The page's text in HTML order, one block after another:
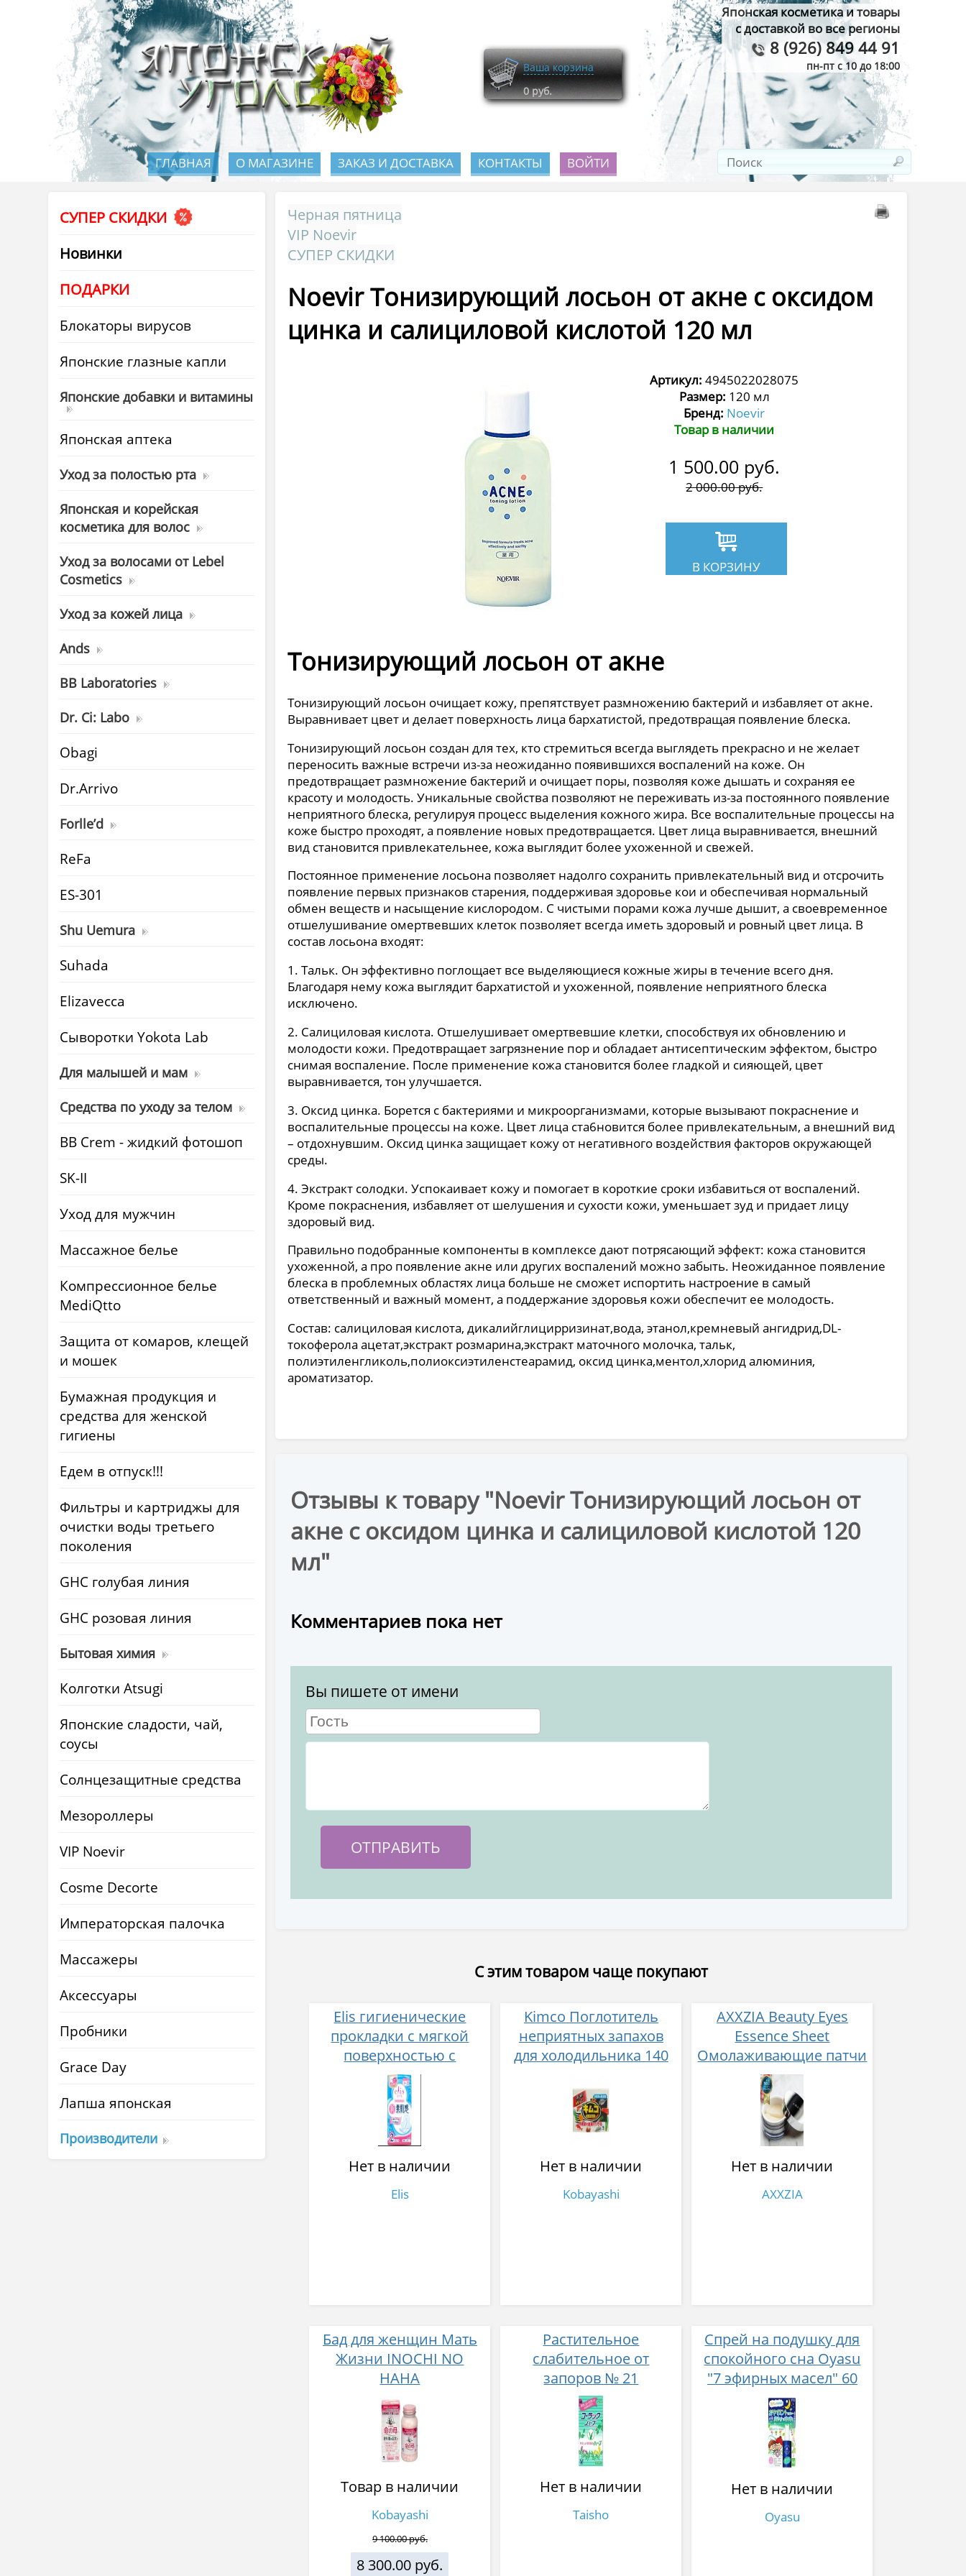
Японская косметика и товары
с доставкой во все регионы
8 (926) 849 44 91
пн-пт с 10 до 18:00
Ваша корзина
0 руб.
ГЛАВНАЯ О МАГАЗИНЕ ЗАКАЗ И ДОСТАВКА КОНТАКТЫ ВОЙТИ
СУПЕР СКИДКИ
Новинки
ПОДАРКИ
Блокаторы вирусов
Японские глазные капли
Японские добавки и витамины
Японская аптека
Уход за полостью рта
Японская и корейская
косметика для волос
Уход за волосами от Lebel
Cosmetics
Уход за кожей лица
Ands
BB Laboratories
Dr. Ci: Labo
Obagi
Dr.Arrivo
Forlle’d
ReFa
ES-301
Shu Uemura
Suhada
Elizavecca
Cыворотки Yokota Lab
Для малышей и мам
Средства по уходу за телом
BB Crem - жидкий фотошоп
SK-II
Уход для мужчин
Массажное белье
Компрессионное белье
MediQtto
Защита от комаров, клещей
и мошек
Бумажная продукция и
средства для женской
гигиены
Едем в отпуск!!!
Фильтры и картриджы для
очистки воды третьего
поколения
GHC голубая линия
GHC розовая линия
Бытовая химия
Колготки Atsugi
Японские сладости, чай,
соусы
Солнцезащитные средства
Мезороллеры
VIP Noevir
Cosme Decorte
Императорская палочка
Массажеры
Аксессуары
Пробники
Grace Day
Лапша японская
Производители
Черная пятница
VIP Noevir
СУПЕР СКИДКИ
Noevir Тонизирующий лосьон от акне с оксидом
цинка и салициловой кислотой 120 мл
Артикул: 4945022028075
Размер: 120 мл
Бренд: Noevir
Товар в наличии
1 500.00 руб.
2 000.00руб.
В КОРЗИНУ
Тонизирующий лосьон от акне
Тонизирующий лосьон очищает кожу, препятствует размножению бактерий и избавляет от акне.
Выравнивает цвет и делает поверхность лица бархатистой, предотвращая появление блеска.
Тонизирующий лосьон создан для тех, кто стремиться всегда выглядеть прекрасно и не желает
переносить важные встречи из-за неожиданно появившихся воспалений на коже. Он
предотвращает размножение бактерий и очищает поры, позволяя коже дышать и сохраняя ее
красоту и молодость. Уникальные свойства позволяют не переживать из-за постоянного появление
неприятного блеска, регулируя процесс выделения кожного жира. Все воспалительные процессы на
коже быстро проходят, а появление новых предотвращается. Цвет лица выравнивается, внешний
вид становится привлекательнее, кожа выглядит более ухоженной и свежей.
Постоянное применение лосьона позволяет надолго сохранить привлекательный вид и отсрочить
появление первых признаков старения, поддерживая здоровье кои и обеспечивая нормальный
обмен веществ и насыщение кислородом. С чистыми порами кожа лучше дышит, а своевременное
отшелушивание омертвевших клеток позволяет всегда иметь здоровый и ровный цвет лица. В
состав лосьона входят:
1. Тальк. Он эффективно поглощает все выделяющиеся кожные жиры в течение всего дня.
Благодаря нему кожа выглядит бархатистой и ухоженной, появление неприятного блеска
исключено.
2. Салициловая кислота. Отшелушивает омертвевшие клетки, способствуя их обновлению и
молодости кожи. Предотвращает загрязнение пор и обладает антисептическим эффектом, быстро
снимая воспаление. После применение кожа становится более гладкой и сияющей, цвет
выравнивается, тон улучшается.
3. Оксид цинка. Борется с бактериями и микроорганизмами, которые вызывают покраснение и
воспалительные процессы на коже. Цвет лица ста6новится более привлекательным, а внешний вид
– отдохнувшим. Оксид цинка защищает кожу от негативного воздействия факторов окружающей
среды.
4. Экстракт солодки. Успокаивает кожу и помогает в короткие сроки избавиться от воспалений.
Кроме покраснения, избавляет от шелушения и сухости кожи, уменьшает зуд и придает лицу
здоровый вид.
Правильно подобранные компоненты в комплексе дают потрясающий эффект: кожа становится
ухоженной, а про появление акне или других воспалений можно забыть. Неожиданное появление
блеска в проблемных областях лица больше не сможет испортить настроение в самый
ответственный и важный момент, а поддержание здоровья кожи обеспечит ее молодость.
Состав: салициловая кислота, дикалийглицирризинат,вода, этанол,кремневый ангидрид,DL-
токоферола ацетат,экстракт розмарина,экстракт маточного молочка, тальк,
полиэтиленгликоль,полиоксиэтиленстеарамид, оксид цинка,ментол,хлорид алюминия,
ароматизатор.
Отзывы к товару "Noevir Тонизирующий лосьон от
акне с оксидом цинка и салициловой кислотой 120
мл"
Комментариев пока нет
Вы пишете от имени
С этим товаром чаще покупают
Elis гигиенические
прокладки с мягкой
поверхностью с
крылышками (Нормал)
20,5 см, 20 шт * 2 уп
Нет в наличии
Elis
Kimco Поглотитель
неприятных запахов
для холодильника 140
Нет в наличии
Kobayashi
AXXZIA Beauty Eyes
Essence Sheet
Омолаживающие патчи
с экстрактом очанки и
пептидами № 60
Нет в наличии
AXXZIA
Бад для женщин Мать
Жизни INOCHI NO
HAHA
Товар в наличии
Kobayashi
9 100.00 руб.
8 300.00 руб.
Растительное
слабительное от
запоров № 21
Нет в наличии
Taisho
Спрей на подушку для
спокойного сна Oyasu
"7 эфирных масел" 60
мл
Нет в наличии
Oyasu